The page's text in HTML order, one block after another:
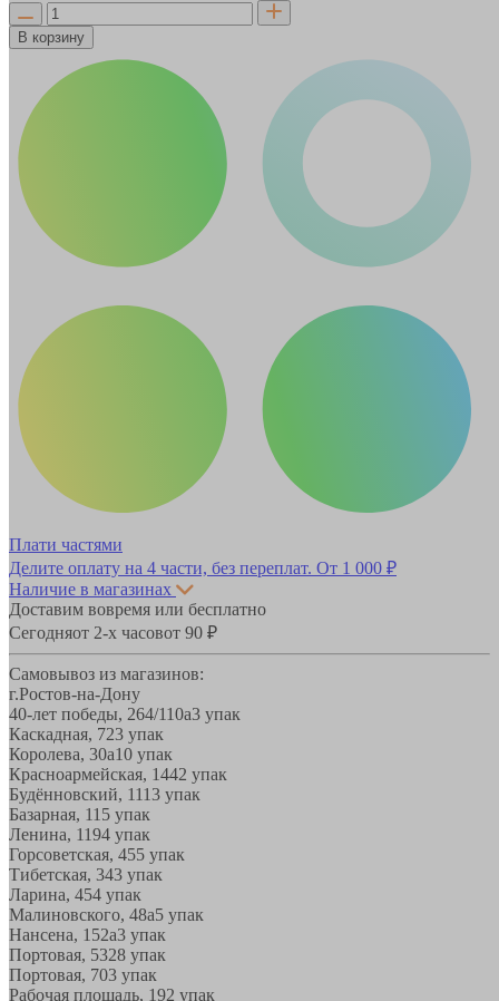
В корзину
Плати частями
Делите оплату на 4 части, без переплат. От 1 000 ₽
Наличие в магазинах
Доставим вовремя или бесплатно
Сегодняот 2-х часовот 90 ₽
Самовывоз из магазинов:
г.Ростов-на-Дону
40-лет победы, 264/110а3 упак
Каскадная, 723 упак
Королева, 30а10 упак
Красноармейская, 1442 упак
Будённовский, 1113 упак
Базарная, 11 5 упак
Ленина, 1194 упак
Горсоветская, 455 упак
Тибетская, 343 упак
Ларина, 454 упак
Малиновского, 48а5 упак
Нансена, 152а3 упак
Портовая, 5328 упак
Портовая, 703 упак
Рабочая площадь, 192 упак